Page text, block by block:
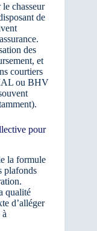
chasseur
de
des
et
courtiers
ou BHV
pour
la formule
plafonds
qualité
d’alléger